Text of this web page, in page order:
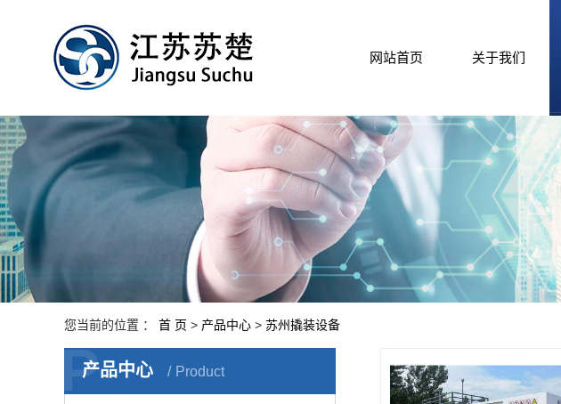
网站首页 关于我们
您当前的位置 ： 首 页 > 产品中心 > 苏州撬装设备
产品中心 Product
P